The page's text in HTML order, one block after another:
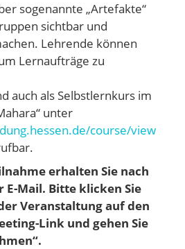
sogenannte „Artefakte“
sichtbar und
Lehrende können
Lernaufträge zu
auch als Selbstlernkurs im
unter
course/view
erhalten Sie nach
E-Mail. Bitte klicken Sie
Veranstaltung auf den
Link und gehen Sie